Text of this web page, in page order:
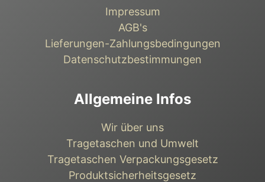
Impressum
AGB's
Lieferungen-Zahlungsbedingungen
Datenschutzbestimmungen
Allgemeine Infos
Wir über uns
Tragetaschen und Umwelt
Tragetaschen Verpackungsgesetz
Produktsicherheitsgesetz